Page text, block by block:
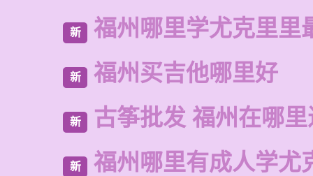
新 福州哪里学尤克里里
新 福州买吉他哪里好
新 古筝批发 福州在哪
新 福州哪里有成人学尤